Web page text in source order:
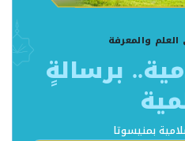
والمعرفة
برسالةٍ
بمنيسوتا